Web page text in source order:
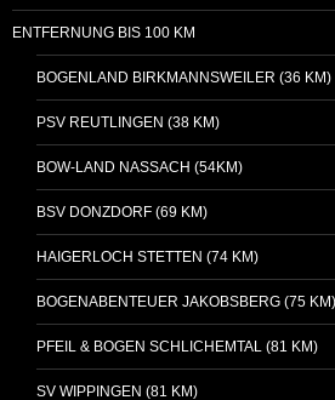
ENTFERNUNG BIS 100 KM
BOGENLAND BIRKMANNSWEILER (36 KM)
PSV REUTLINGEN (38 KM)
BOW-LAND NASSACH (54KM)
BSV DONZDORF (69 KM)
HAIGERLOCH STETTEN (74 KM)
BOGENABENTEUER JAKOBSBERG (75 KM)
PFEIL & BOGEN SCHLICHEMTAL (81 KM)
SV WIPPINGEN (81 KM)